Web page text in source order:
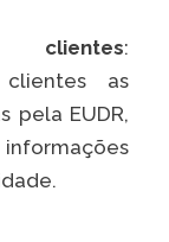
clientes:
clientes as
pela EUDR,